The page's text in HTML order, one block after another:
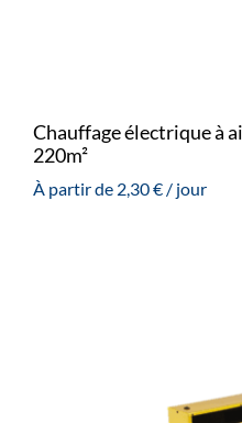
Chauffage électrique à
220m²
À partir de 2,30€/ jour